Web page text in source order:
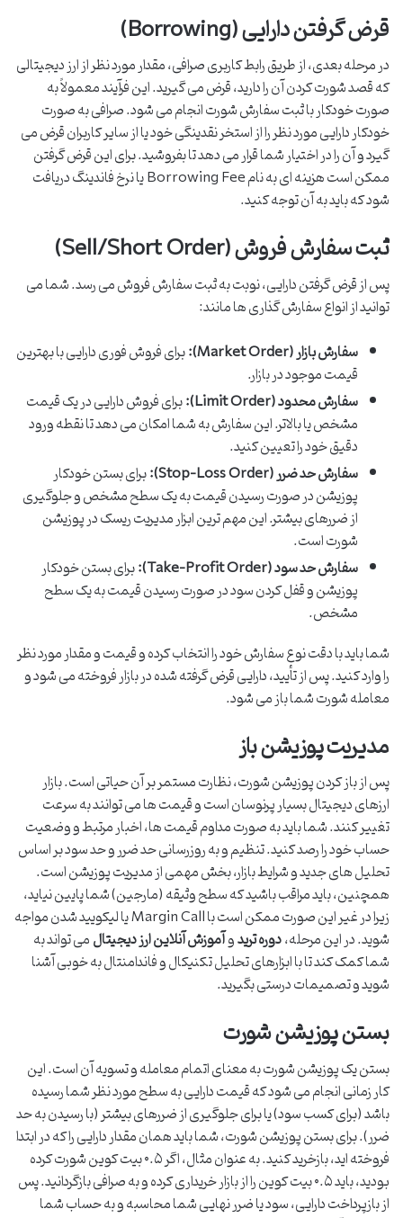
قرض گرفتن دارایی (Borrowing)
در مرحله بعدی، از طریق رابط کاربری صرافی، مقدار مورد نظر از ارز دیجیتالی
که قصد شورت کردن آن را دارید، قرض می گیرید. این فرآیند معمولاً به
صورت خودکار با ثبت سفارش شورت انجام می شود. صرافی به صورت
خودکار دارایی مورد نظر را از استخر نقدینگی خود یا از سایر کاربران قرض می
گیرد و آن را در اختیار شما قرار می دهد تا بفروشید. برای این قرض گرفتن
ممکن است هزینه ای به نام Borrowing Fee یا نرخ فاندینگ دریافت
شود که باید به آن توجه کنید.
ثبت سفارش فروش (Sell/Short Order)
پس از قرض گرفتن دارایی، نوبت به ثبت سفارش فروش می رسد. شما می
توانید از انواع سفارش گذاری ها مانند:
سفارش بازار (Market Order):
برای فروش فوری دارایی با بهترین
قیمت موجود در بازار.
سفارش محدود (Limit Order):
برای فروش دارایی در یک قیمت
مشخص یا بالاتر. این سفارش به شما امکان می دهد تا نقطه ورود
دقیق خود را تعیین کنید.
سفارش حد ضرر (Stop-Loss Order):
برای بستن خودکار
پوزیشن در صورت رسیدن قیمت به یک سطح مشخص و جلوگیری
از ضررهای بیشتر. این مهم ترین ابزار مدیریت ریسک در پوزیشن
شورت است.
سفارش حد سود (Take-Profit Order):
برای بستن خودکار
پوزیشن و قفل کردن سود در صورت رسیدن قیمت به یک سطح
مشخص.
شما باید با دقت نوع سفارش خود را انتخاب کرده و قیمت و مقدار مورد نظر
را وارد کنید. پس از تأیید، دارایی قرض گرفته شده در بازار فروخته می شود و
معامله شورت شما باز می شود.
مدیریت پوزیشن باز
پس از باز کردن پوزیشن شورت، نظارت مستمر بر آن حیاتی است. بازار
ارزهای دیجیتال بسیار پرنوسان است و قیمت ها می توانند به سرعت
تغییر کنند. شما باید به صورت مداوم قیمت ها، اخبار مرتبط و وضعیت
حساب خود را رصد کنید. تنظیم و به روزرسانی حد ضرر و حد سود بر اساس
تحلیل های جدید و شرایط بازار، بخش مهمی از مدیریت پوزیشن است.
همچنین، باید مراقب باشید که سطح وثیقه (مارجین) شما پایین نیاید،
زیرا در غیر این صورت ممکن است با Margin Call یا لیکویید شدن مواجه
شوید. در این مرحله،دوره تریدوآموزش آنلاین ارز دیجیتالمی تواند به
شما کمک کند تا با ابزارهای تحلیل تکنیکال و فاندامنتال به خوبی آشنا
شوید و تصمیمات درستی بگیرید.
بستن پوزیشن شورت
بستن یک پوزیشن شورت به معنای اتمام معامله و تسویه آن است. این
کار زمانی انجام می شود که قیمت دارایی به سطح مورد نظر شما رسیده
باشد (برای کسب سود) یا برای جلوگیری از ضررهای بیشتر (با رسیدن به حد
ضرر). برای بستن پوزیشن شورت، شما باید همان مقدار دارایی را که در ابتدا
فروخته اید، بازخرید کنید. به عنوان مثال، اگر ۰.۵ بیت کوین شورت کرده
بودید، باید ۰.۵ بیت کوین را از بازار خریداری کرده و به صرافی بازگردانید. پس
از بازپرداخت دارایی، سود یا ضرر نهایی شما محاسبه و به حساب شما